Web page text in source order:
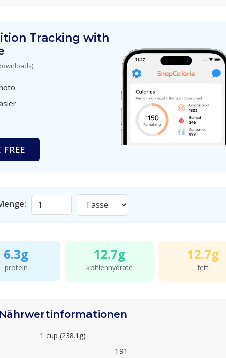
Tracking with
6.3g
protein
12.7g
kohlenhydrate
12.7g
fett
Nährwertinformationen
1 cup (238.1g)
191